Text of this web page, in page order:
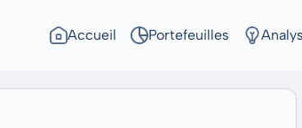
Accueil Portefeuilles